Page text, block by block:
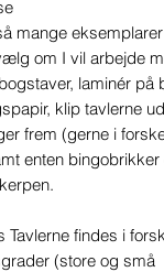
mange
om I vil arbejde
laminér på
klip tavlerne
frem (gerne i
enten bingobrikker
Tavlerne findes i
(store og små